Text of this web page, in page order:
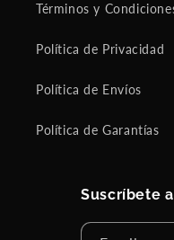
Términos y
Política de Privacidad
Política de Envíos
Política de Garantías
Suscríbete